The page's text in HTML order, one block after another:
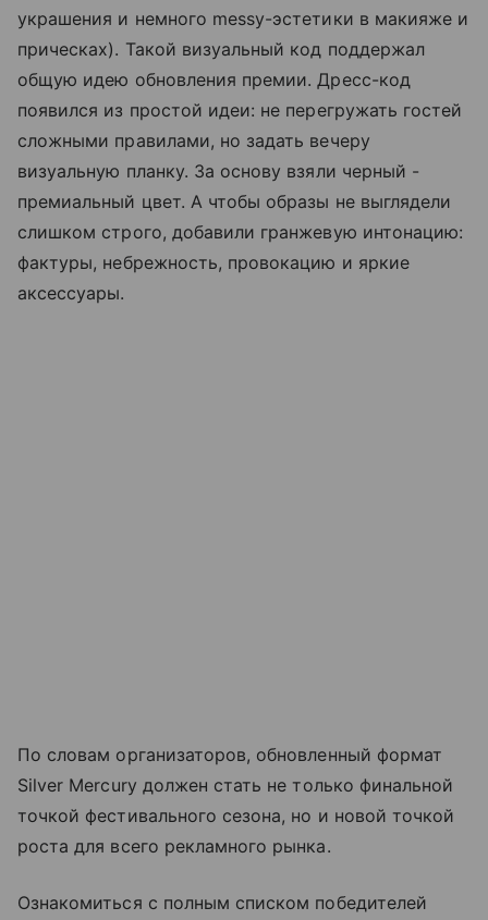
украшения и немного messy-эстетики в макияже и
прическах). Такой визуальный код поддержал
общую идею обновления премии. Дресс-код
появился из простой идеи: не перегружать гостей
сложными правилами, но задать вечеру
визуальную планку. За основу взяли черный -
премиальный цвет. А чтобы образы не выглядели
слишком строго, добавили гранжевую интонацию:
фактуры, небрежность, провокацию и яркие
аксессуары.
По словам организаторов, обновленный формат
Silver Mercury должен стать не только финальной
точкой фестивального сезона, но и новой точкой
роста для всего рекламного рынка.
Ознакомиться с полным списком победителей